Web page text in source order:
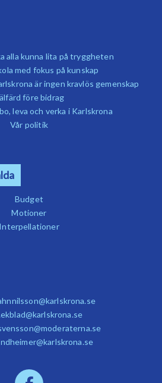
alla kunna lita på tryggheten
med fokus på kunskap
är ingen kravlös gemenskap
före bidrag
leva och verka i Karlskrona
Vår politik
Budget
Motioner
Interpellationer